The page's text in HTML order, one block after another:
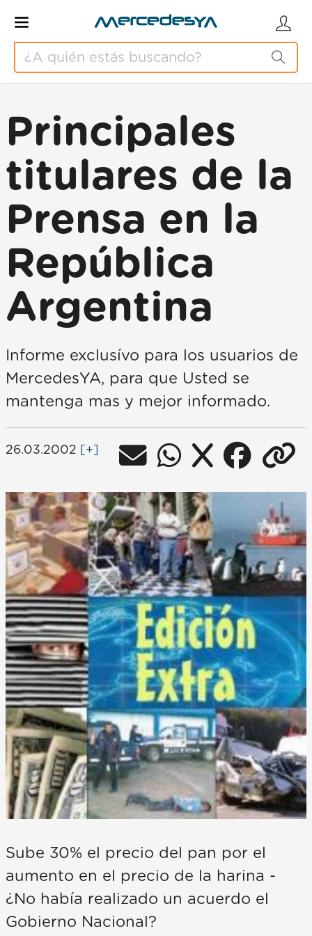
Principales
titulares de la
Prensa en la
República
Argentina
Informe exclusívo para los usuarios de
MercedesYA, para que Usted se
mantenga mas y mejor informado.
26.03.2002 [+]
Sube 30% el precio del pan por el
aumento en el precio de la harina -
¿No había realizado un acuerdo el
Gobierno Nacional?